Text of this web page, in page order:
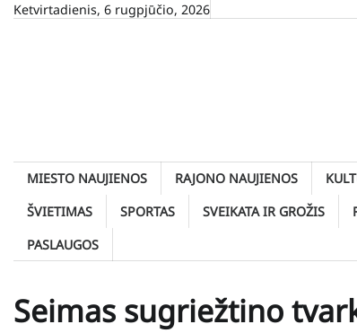
SkipKetvirtadienis, 6 rugpjūčio, 2026
MIESTO NAUJIENOS RAJONO NAUJIENOS
ŠVIETIMAS
SPORTAS SVEIKATA IR GROŽIS
PASLAUGOS
Seimas sugriežtino